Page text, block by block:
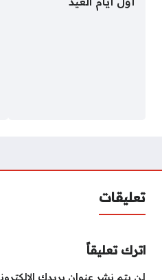
تعليقات
اترك تعليقاً
لن يتم نشر عنوان بريدك